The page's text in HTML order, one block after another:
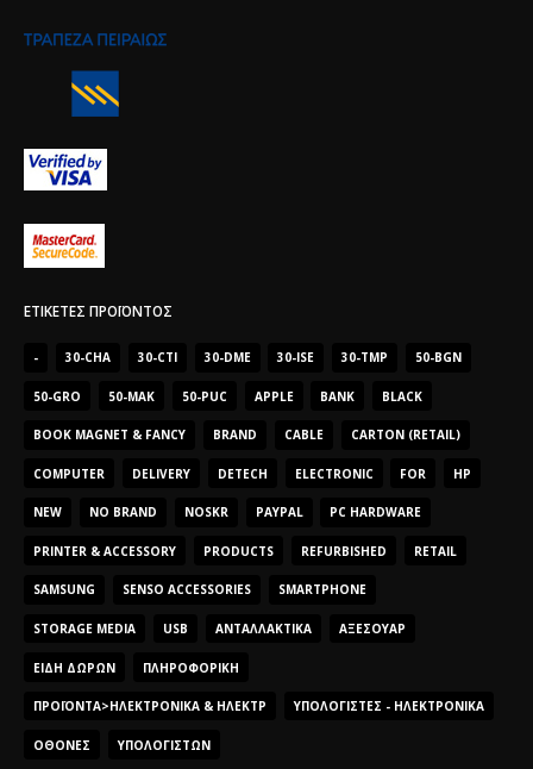
ΕΤΙΚΈΤΕΣ ΠΡΟΪΌΝΤΟΣ
- 30-CHA 30-CTI 30-DME 30-ISE 30-TMP 50-BGN
50-GRO 50-MAK 50-PUC APPLE BANK BLACK
BOOK MAGNET & FANCY BRAND CABLE CARTON (RETAIL)
COMPUTER DELIVERY DETECH ELECTRONIC FOR HP
NEW NO BRAND NOSKR PAYPAL PC HARDWARE
PRINTER & ACCESSORY PRODUCTS REFURBISHED RETAIL
SAMSUNG SENSO ACCESSORIES SMARTPHONE
STORAGE MEDIA USB ΑΝΤΑΛΛΑΚΤΙΚΆ ΑΞΕΣΟΥΆΡ
ΕΊΔΗ ΔΏΡΩΝ ΠΛΗΡΟΦΟΡΙΚΉ
ΠΡΟΪΌΝΤΑ>ΗΛΕΚΤΡΟΝΙΚΆ & ΗΛΕΚΤΡ ΥΠΟΛΟΓΙΣΤΈΣ - ΗΛΕΚΤΡΟΝΙΚΆ
ΟΘΌΝΕΣ ΥΠΟΛΟΓΙΣΤΏΝ